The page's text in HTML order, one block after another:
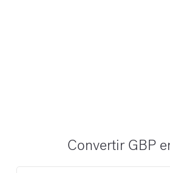
Convertir GBP